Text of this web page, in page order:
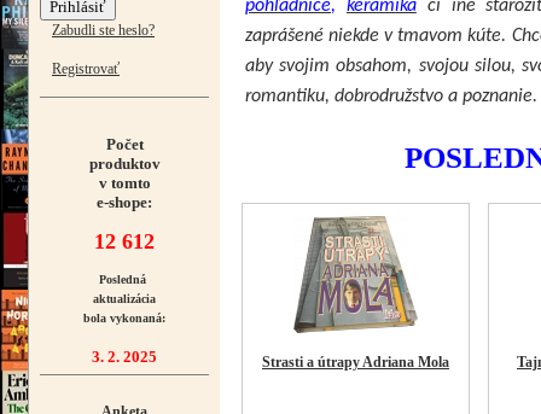
Zabudli ste heslo?
Registrovať
Počet
produktov
v tomto
e-shope:
12 612
Posledná
aktualizácia
bola vykonaná:
3. 2. 2025
pohľadnice, keramikači iné
zaprášené niekde v tmavom kúte.
aby svojim obsahom, svojou silou,
romantiku, dobrodružstvo a poznanie.
Strasti a útrapy Adriana Mola